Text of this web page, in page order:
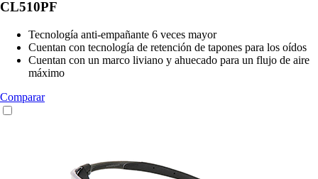
CL510PF
Tecnología anti-empañante 6 veces mayor
Cuentan con tecnología de retención de tapones para los oídos
Cuentan con un marco liviano y ahuecado para un flujo de aire
máximo
Comparar